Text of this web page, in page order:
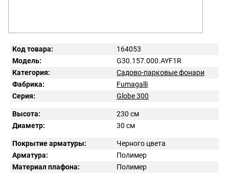
Код товара:
164053
Модель:
G30.157.000.AYF1R
Категория:
Садово-парковые фонари
Фабрика:
Fumagalli
Серия:
Globe 300
Высота:
230 см
Диаметр:
30 см
Покрытие арматуры:
Черного цвета
Арматура:
Полимер
Материал плафона:
Полимер